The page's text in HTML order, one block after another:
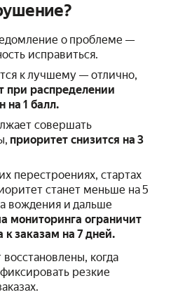
о проблеме —
исправиться.
к лучшему — отлично,
при распределении
на 1 балл.
совершать
приоритет снизится на 3
перестроениях, стартах
станет меньше на 5
вождения и дальше
мониторинга ограничит
к заказам на 7 дней.
когда
резкие